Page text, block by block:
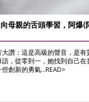
母親的舌頭學習，阿爆(
讚：這是高級的聲音，是有
，從零到一，她找到自己在
創新的勇氣...READ>